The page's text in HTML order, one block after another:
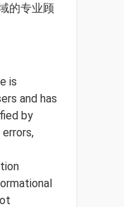
的专业顾
is
and has
by